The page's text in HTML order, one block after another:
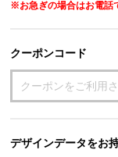
※お急ぎの場合はお電話
クーポンコード
デザインデータをお